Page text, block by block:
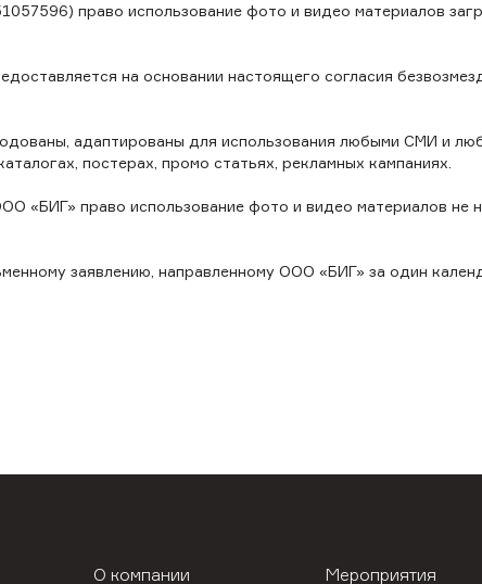
право использование фото и видео материалов
на основании настоящего согласия
адаптированы для использования любыми СМИ и
постерах, промо статьях, рекламных кампаниях.
«БИГ» право использование фото и видео материалов не
заявлению, направленному ООО «БИГ» за один
О компании Мероприятия